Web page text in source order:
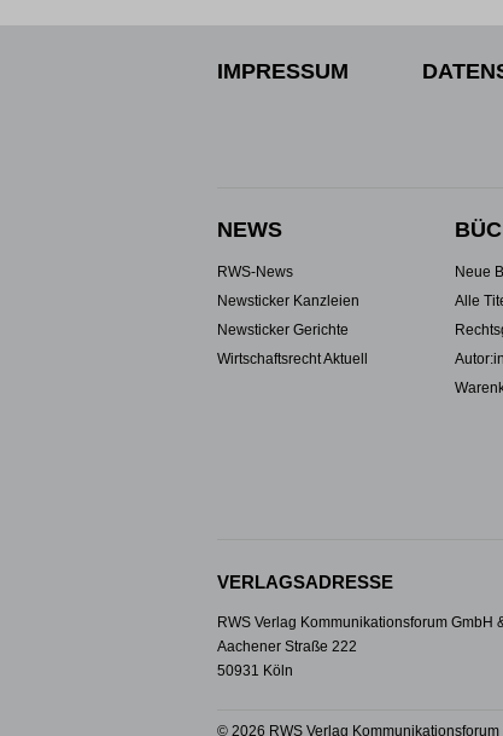
IMPRESSUM
NEWS
RWS-News
Newsticker Kanzleien
Newsticker Gerichte
Wirtschaftsrecht Aktuell
Neue
Alle
VERLAGSADRESSE
RWS Verlag Kommunikationsforum GmbH
Aachener Straße 222
50931 Köln
© 2026 RWS Verlag Kommunikationsforum